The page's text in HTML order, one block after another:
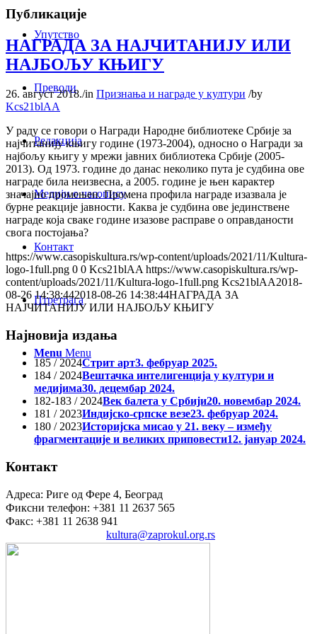
Упутство
Преводи
Редакција
Медији о часопису
Контакт
Птретрага
Menu Menu
Публикације
НАГРАДА ЗА НАЈЧИТАНИЈУ ИЛИ
НАЈБОЉУ КЊИГУ
26. август 2018./in Признања и награде у култури /by
Kcs21blAA
У раду се говори о Награди Народне библиотеке Србије за
најчитанију књигу године (1973-2004), односно о Награди за
најбољу књигу у мрежи јавних библиотека Србије (2005-
2013). Од 1973. године до данас неколико пута је судбина ове
награде била неизвесна, а 2005. године је њен карактер
значајно промењен. Промена профила награде изазвала је
бурне реакције јавности. Каква је судбина ове јединствене
награде која сваке године изазове расправе о оправданости
свога постојања?
https://www.casopiskultura.rs/wp-content/uploads/2021/11/Kultura-
logo-1full.png 0 0 Kcs21blAA https://www.casopiskultura.rs/wp-
content/uploads/2021/11/Kultura-logo-1full.png Kcs21blAA2018-
08-26 14:38:442018-08-26 14:38:44НАГРАДА ЗА
НАЈЧИТАНИЈУ ИЛИ НАЈБОЉУ КЊИГУ
Најновија издања
185 / 2024Стрит арт3. фебруар 2025.
184 / 2024Вештачка интелигенција у култури и
медијима30. децембар 2024.
182-183 / 2024Век балета у Србији20. новембар 2024.
181 / 2023Индијско-српске везе23. фебруар 2024.
180 / 2023Историјска мисао у 21. веку – између
фрагментације и великих приповести12. јануар 2024.
Контакт
Адреса: Риге од Фере 4, Београд
Фиксни телефон: +381 11 2637 565
Факс: +381 11 2638 941
kultura@zaprokul.org.rs